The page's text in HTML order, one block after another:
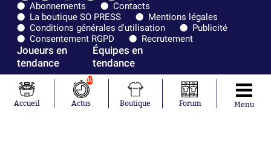
Abonnements
Contacts
La boutique SO PRESS
Mentions légales
Conditions générales d'utilisation
Publicité
Consentement RGPD
Recrutement
Joueurs en
tendance
Mohamed
Salah
Mykhailo
Équipes en
tendance
Chelsea
Paris Saint-
Germain
Accueil
10
Actus Boutique Forum Menu